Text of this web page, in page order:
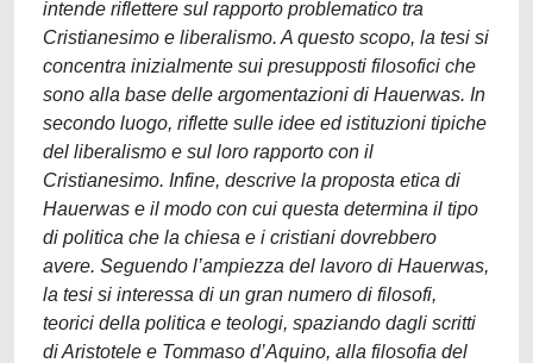
intende riflettere sul rapporto problematico tra
Cristianesimo e liberalismo. A questo scopo, la tesi si
concentra inizialmente sui presupposti filosofici che
sono alla base delle argomentazioni di Hauerwas. In
secondo luogo, riflette sulle idee ed istituzioni tipiche
del liberalismo e sul loro rapporto con il
Cristianesimo. Infine, descrive la proposta etica di
Hauerwas e il modo con cui questa determina il tipo
di politica che la chiesa e i cristiani dovrebbero
avere. Seguendo l’ampiezza del lavoro di Hauerwas,
la tesi si interessa di un gran numero di filosofi,
teorici della politica e teologi, spaziando dagli scritti
di Aristotele e Tommaso d’Aquino, alla filosofia del